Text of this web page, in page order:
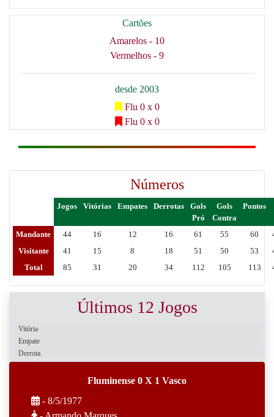
Cartões
Amarelos - 10
Vermelhos - 9
desde 2003
Flu 0 x 0
Flu 0 x 0
Números
Jogos Vitórias Empates Derrotas
Gols
Pró
Gols
Contra
Pontos
Mandante 44 16 12 16 61 55 60
Visitante
41 15 8 18 51 50 53
Total
85 31 20 34 112 105 113
Últimos 12 Jogos
Vitória
Empate
Derrota
Fluminense 0 X 1 Vasco
- 8/5/1977